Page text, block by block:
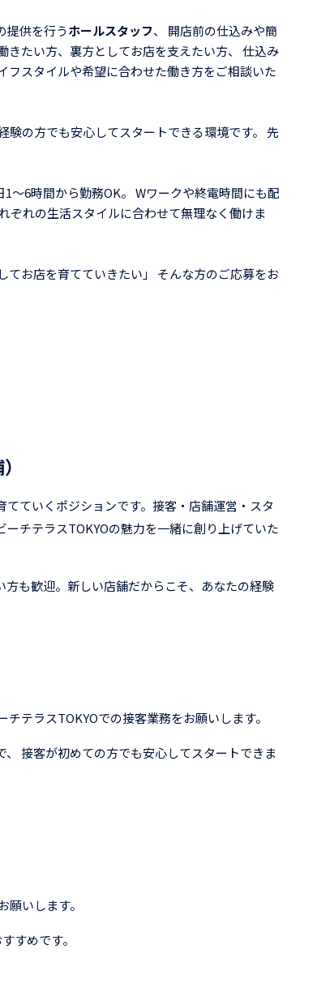
提供を行うホールスタッフ、 開店前の仕込みや簡
きたい方、裏方としてお店を支えたい方、 仕込み
スタイルや希望に合わせた働き方をご相談いた
の方でも安心してスタートできる環境です。 先
〜6時間から勤務OK。 Wワークや終電時間にも配
ぞれの生活スタイルに合わせて無理なく働けま
てお店を育てていきたい」 そんな方のご応募をお
ていくポジションです。接客・店舗運営・スタ
チテラスTOKYOの魅力を一緒に創り上げていた
も歓迎。新しい店舗だからこそ、あなたの経験
テラスTOKYOでの接客業務をお願いします。
接客が初めての方でも安心してスタートできま
いします。
すめです。